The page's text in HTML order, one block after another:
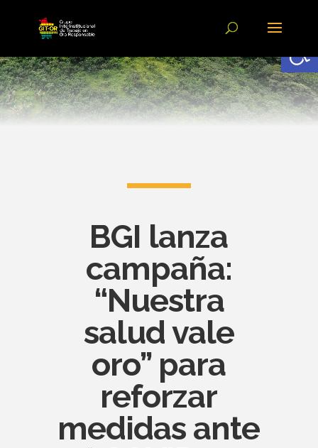
BGI lanza
campaña:
“Nuestra
salud vale
oro” para
reforzar
medidas ante